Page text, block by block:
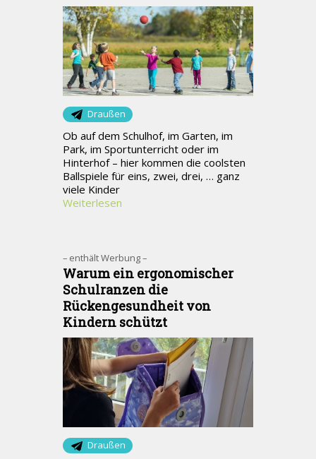
Draußen
Ob auf dem Schulhof, im Garten, im
Park, im Sportunterricht oder im
Hinterhof – hier kommen die coolsten
Ballspiele für eins, zwei, drei, … ganz
viele Kinder
Weiterlesen
– enthält Werbung –
Warum ein ergonomischer
Schulranzen die
Rückengesundheit von
Kindern schützt
Draußen